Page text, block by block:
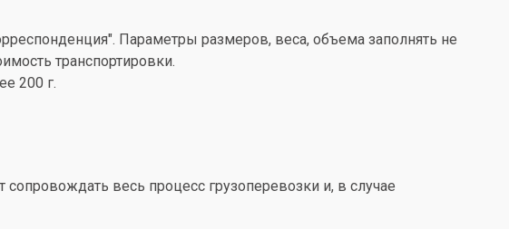
Параметры размеров, веса, объема заполнять не
транспортировки.
200 г.
весь процесс грузоперевозки и, в случае